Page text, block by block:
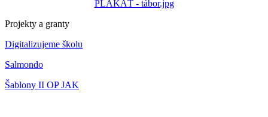
PLAKÁT - tábor.jpg
Projekty a granty
Digitalizujeme školu
Salmondo
Šablony II OP JAK